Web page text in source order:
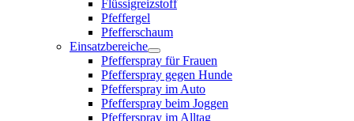
Flüssigreizstoff
Pfeffergel
Pfefferschaum
Einsatzbereiche
Pfefferspray für Frauen
Pfefferspray gegen Hunde
Pfefferspray im Auto
Pfefferspray beim Joggen
Pfefferspray im Alltag